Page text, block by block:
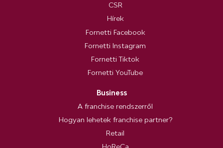
CSR
Hírek
Fornetti Facebook
Fornetti Instagram
Fornetti Tiktok
Fornetti YouTube
Business
A franchise rendszerről
Hogyan lehetek franchise partner?
Retail